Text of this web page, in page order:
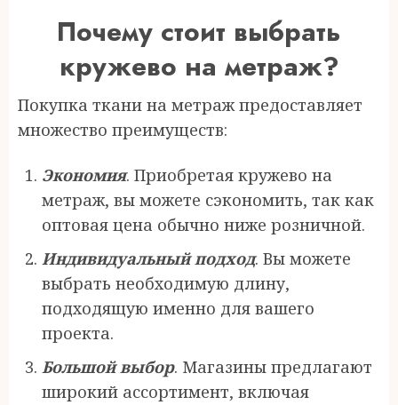
Почему стоит выбрать
кружево на метраж?
Покупка ткани на метраж предоставляет
множество преимуществ:
Экономия. Приобретая кружево на
метраж, вы можете сэкономить, так как
оптовая цена обычно ниже розничной.
Индивидуальный подход. Вы можете
выбрать необходимую длину,
подходящую именно для вашего
проекта.
Большой выбор. Магазины предлагают
широкий ассортимент, включая